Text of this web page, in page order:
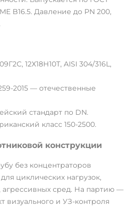
B16.5. Давление до PN 200,
12Х18Н10Т, AISI 304/316L,
2015 — отечественные
стандарт по DN.
класс 150-2500.
конструкции
без концентраторов
циклических нагрузок,
агрессивных сред. На партию —
визуального и УЗ-контроля